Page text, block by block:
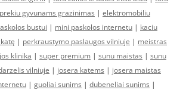
prekiu gyvunams grazinimas | elektromobiliu
bustui | mini paskolos internetu | kaciu
| perkraustymo paslaugos vilniuje | meistras
klinika | super premium | sunu maistas | sunu
vilniuje | josera katems | josera maistas
| guoliai sunims | dubeneliai sunims |